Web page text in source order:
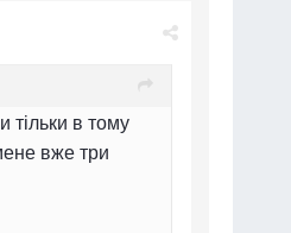
тільки в тому
вже три